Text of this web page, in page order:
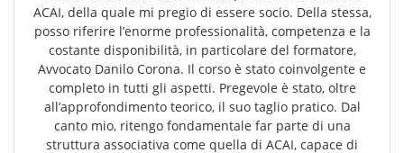
ACAI, della quale mi pregio di essere socio. Della stessa,
posso riferire l’enorme professionalità, competenza e la
costante disponibilità, in particolare del formatore,
Avvocato Danilo Corona. Il corso è stato coinvolgente e
completo in tutti gli aspetti. Pregevole è stato, oltre
all’approfondimento teorico, il suo taglio pratico. Dal
canto mio, ritengo fondamentale far parte di una
struttura associativa come quella di ACAI, capace di